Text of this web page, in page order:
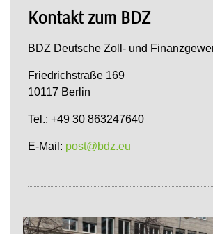
Kontakt zum BDZ
BDZ Deutsche Zoll- und
Friedrichstraße 169
10117 Berlin
Tel.: +49 30 863247640
E-Mail: post@bdz.eu